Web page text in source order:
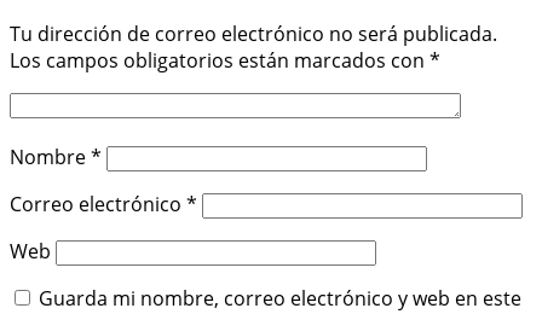
Tu dirección de correo electrónico no será publicada.
Los campos obligatorios están marcados con *
Nombre*
Correo electrónico *
Web
Guarda mi nombre, correo electrónico y web en este